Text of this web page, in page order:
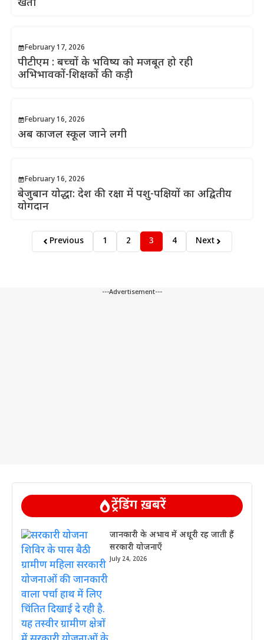
खेती
February 17, 2026
पीटीएम : बच्चों के भविष्य को मजबूत हो रही
अभिभावकों-शिक्षकों की कड़ी
February 16, 2026
अब काजल स्कूल जाने लगी
February 16, 2026
बेजुबान योद्धा: देश की रक्षा में पशु-पक्षियों का अद्वितीय
योगदान
Previous 1 2 3 4 Next
---Advertisement---
ट्रेंडिंग ख़बरें
जानकारी के अभाव में अधूरी रह जाती हैं
सरकारी योजनाएँ
July 24, 2026